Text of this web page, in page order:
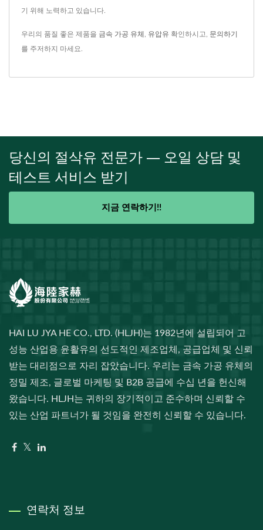
기 위해 노력하고 있습니다.
우리의 품질 좋은 제품을 금속 가공 유체 유압유 확인하시고, 문의하기
를 주저하지 마세요.
당신의 절삭유 전문가 — 오일 상담 및
테스트 서비스 받기
지금 연락하기!!
HAI LU JYA HE CO., LTD. (HLJH)는 1982년에 설립되어 고
성능 산업용 윤활유의 선도적인 제조업체, 공급업체 및 신뢰
받는 대리점으로 자리 잡았습니다. 우리는 금속 가공 유체의
정밀 제조, 글로벌 마케팅 및 B2B 공급에 수십 년을 헌신해
왔습니다. HLJH는 귀하의 장기적이고 준수하며 신뢰할 수
있는 산업 파트너가 될 것임을 완전히 신뢰할 수 있습니다.
연락처 정보